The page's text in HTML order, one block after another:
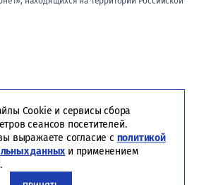
Cookie и сервисы сбора
сеансов посетителей.
выражаете согласие с политикой
данных и применением